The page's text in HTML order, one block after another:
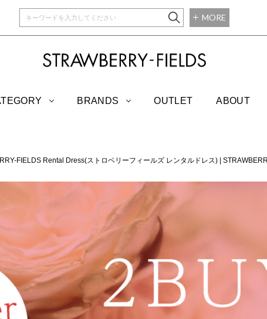
MORE
BRANDS OUTLET ABOUT
FIELDS Rental Dress(ストロベリーフィールズ レンタルドレス)